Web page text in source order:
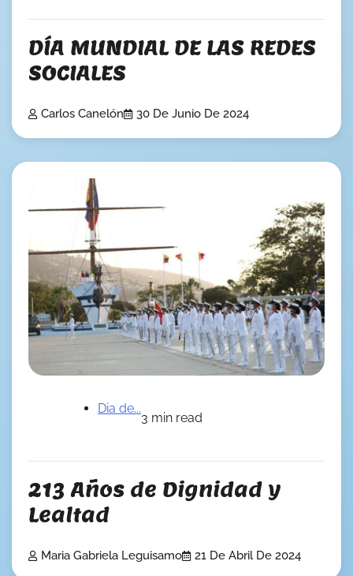
DÍA MUNDIAL DE LAS REDES
SOCIALES
Carlos Canelón 30 De Junio De 2024
Dia de...
3 min read
213 Años de Dignidad y
Lealtad
Maria Gabriela Leguisamo 21 De Abril De 2024